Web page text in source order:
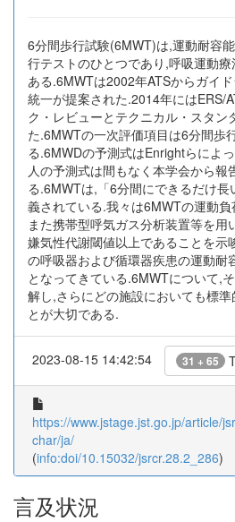
6分間歩行試験(6MWT)は,運動耐容
行テストのひとつであり,呼吸運動
ある.6MWTは2002年ATSからガイ
統一が提案された.2014年にはERS/
ク・レビューとテクニカル・スタン
た.6MWTの一次評価項目は6分間歩
る.6MWDの予測式はEnrightらによ
人の予測式は間もなく本学会から報
る.6MWTは,「6分間にできるだけ
義されている.我々は6MWTの運動
また携帯型呼気ガス分析装置等を用
嫌気性代謝閾値以上であることを示
の呼吸器および循環器疾患の運動耐
となってきている.6MWTについて,
解し,さらにどの施設においても標
とが大切である.
2023-08-15 14:42:54 31 + 65
https://www.jstage.jst.go.jp/article/
char/ja/
(info:doi/10.15032/jsrcr.28.2_286)
言及状況